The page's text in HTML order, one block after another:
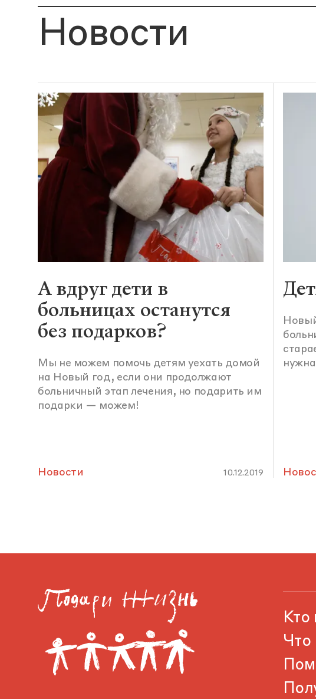
Новости
А вдруг дети в
больницах останутся
без подарков?
Мы не можем помочь детям уехать домой
на Новый год, если они продолжают
больничный этап лечения, но подарить им
подарки — можем!
Новости 10.12.2019
Кто
Что